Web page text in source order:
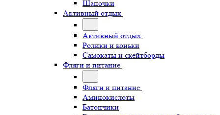
Шапочки
Активный отдых
Активный отдых
Ролики и коньки
Самокаты и скейтборды
Фляги и питание
Фляги и питание
Аминокислоты
Батончики